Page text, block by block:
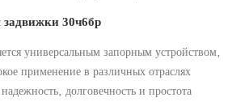
30ч6бр
универсальным запорным устройством‚
применение в различных отраслях
долговечность и простота